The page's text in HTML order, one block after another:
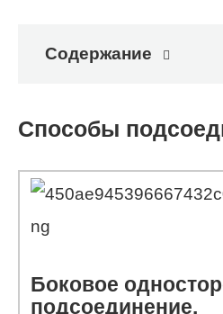
Содержание
Способы
Боковое
подсоединение.